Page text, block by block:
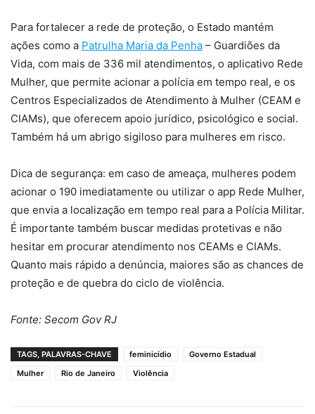
Para fortalecer a rede de proteção, o Estado mantém
ações como a Patrulha Maria da Penha – Guardiões da
Vida, com mais de 336 mil atendimentos, o aplicativo Rede
Mulher, que permite acionar a polícia em tempo real, e os
Centros Especializados de Atendimento à Mulher (CEAM e
CIAMs), que oferecem apoio jurídico, psicológico e social.
Também há um abrigo sigiloso para mulheres em risco.
Dica de segurança: em caso de ameaça, mulheres podem
acionar o 190 imediatamente ou utilizar o app Rede Mulher,
que envia a localização em tempo real para a Polícia Militar.
É importante também buscar medidas protetivas e não
hesitar em procurar atendimento nos CEAMs e CIAMs.
Quanto mais rápido a denúncia, maiores são as chances de
proteção e de quebra do ciclo de violência.
Fonte: Secom Gov RJ
TAGS, PALAVRAS-CHAVE feminicídio
Governo Estadual
Mulher
Rio de Janeiro Violência